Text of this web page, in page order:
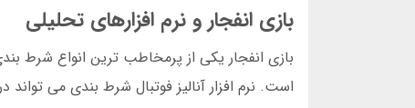
بازی انفجار و نرم افزارهای تحلیلی
بازی انفجار یکی از پرمخاطب ترین انواع شرط
است. نرم افزار آنالیز فوتبال شرط بندی می تواند در این شرایط حاسم